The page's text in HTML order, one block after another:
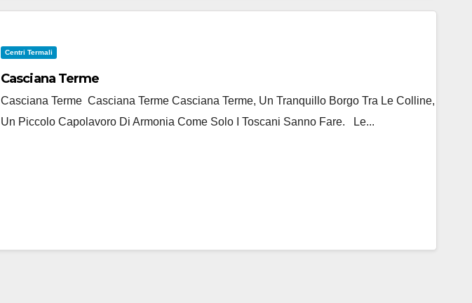
Centri Termali
Casciana Terme
Casciana Terme Casciana Terme Casciana Terme, Un Tranquillo Borgo Tra Le Colline,
Un Piccolo Capolavoro Di Armonia Come Solo I Toscani Sanno Fare. Le...